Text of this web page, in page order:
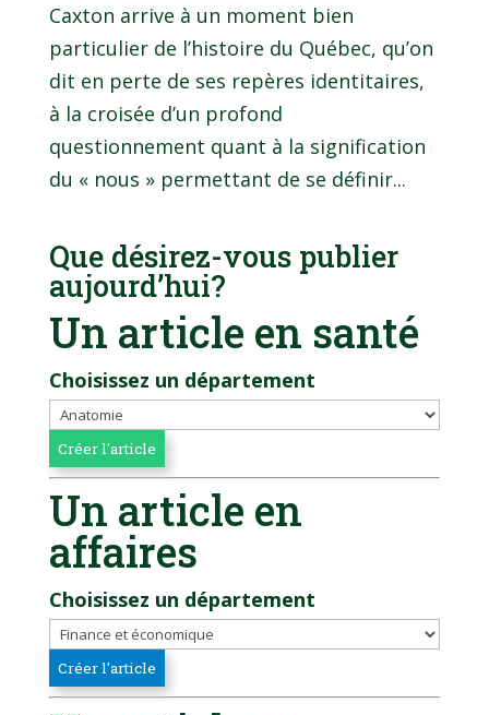
Caxton arrive à un moment bien
particulier de l’histoire du Québec, qu’on
dit en perte de ses repères identitaires,
à la croisée d’un profond
questionnement quant à la signification
du « nous » permettant de se définir...
Que désirez-vous publier
aujourd’hui?
Un article en santé
Choisissez un département
Un article en
affaires
Choisissez un département